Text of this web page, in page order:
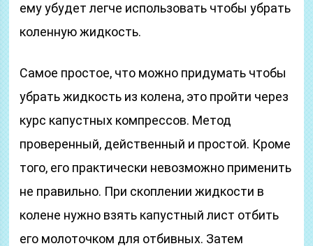
ему убудет легче использовать чтобы убрать
коленную жидкость.
Самое простое, что можно придумать чтобы
убрать жидкость из колена, это пройти через
курс капустных компрессов. Метод
проверенный, действенный и простой. Кроме
того, его практически невозможно применить
не правильно. При скоплении жидкости в
колене нужно взять капустный лист отбить
его молоточком для отбивных. Затем